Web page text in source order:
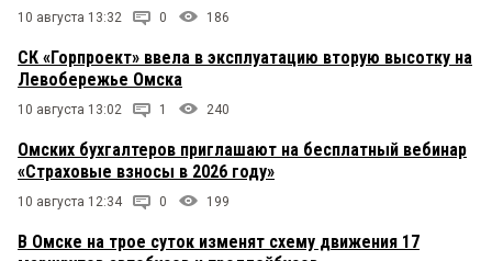
10 августа 13:32 0 186
СК «Горпроект» ввела в эксплуатацию вторую высотку на
Левобережье Омска
10 августа 13:02 1 240
Омских бухгалтеров приглашают на бесплатный вебинар
«Страховые взносы в 2026 году»
10 августа 12:34 0 199
В Омске на трое суток изменят схему движения 17